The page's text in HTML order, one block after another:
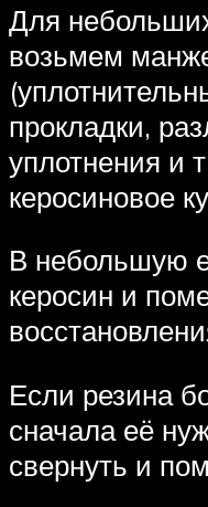
Для
возьмем
прокладки,
уплотнения и
керосиновое
В небольшую
керосин и
Если резина
сначала её
свернуть и